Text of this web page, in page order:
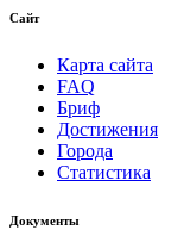
Сайт
Карта сайта
FAQ
Бриф
Достижения
Города
Статистика
Документы